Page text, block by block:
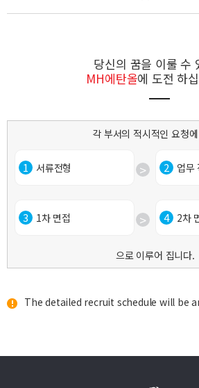
당신의 꿈을 이룰 수
MH에탄올에 도전 하
각 부서의 적시적인 요청
1 서류전형 2 업무
3 1차 면접 4 2차
으로 이루어 집니다.
The detailed recruit schedule will be